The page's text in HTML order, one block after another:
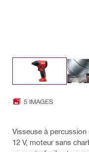
5 IMAGES
Visseuse à
12 V, moteur sans